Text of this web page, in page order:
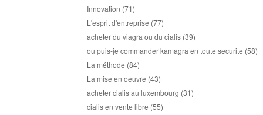
Innovation (71)
L'esprit d'entreprise (77)
acheter du viagra ou du cialis (39)
ou puis-je commander kamagra en toute securite (58)
La méthode (84)
La mise en oeuvre (43)
acheter cialis au luxembourg (31)
cialis en vente libre (55)